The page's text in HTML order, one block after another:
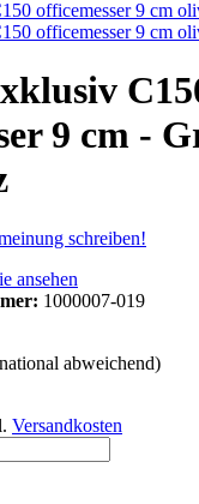
9 cm -
schreiben!
ansehen
1000007-019
abweichend)
Versandkosten